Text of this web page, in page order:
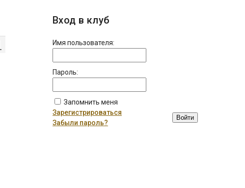
Вход в клуб
Имя пользователя:
Пароль:
Запомнить меня
Войти
Зарегистрироваться
Забыли пароль?